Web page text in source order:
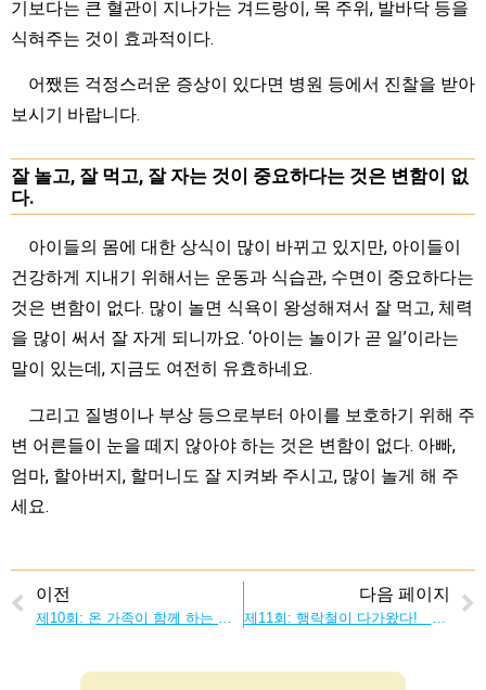
기보다는 큰 혈관이 지나가는 겨드랑이, 목 주위, 발바닥 등을
식혀주는 것이 효과적이다.
어쨌든 걱정스러운 증상이 있다면 병원 등에서 진찰을 받아
보시기 바랍니다.
잘 놀고, 잘 먹고, 잘 자는 것이 중요하다는 것은 변함이 없
다.
아이들의 몸에 대한 상식이 많이 바뀌고 있지만, 아이들이
건강하게 지내기 위해서는 운동과 식습관, 수면이 중요하다는
것은 변함이 없다. 많이 놀면 식욕이 왕성해져서 잘 먹고, 체력
을 많이 써서 잘 자게 되니까요. ‘아이는 놀이가 곧 일’이라는
말이 있는데, 지금도 여전히 유효하네요.
그리고 질병이나 부상 등으로부터 아이를 보호하기 위해 주
변 어른들이 눈을 떼지 않아야 하는 것은 변함이 없다. 아빠,
엄마, 할아버지, 할머니도 잘 지켜봐 주시고, 많이 놀게 해 주
세요.
이전
제10회: 온 가족이 함께 하는 육아! 할아버지・할머니는 아빠・엄마의 든든한 지원군!
다음 페이지
제11회: 행락철이 다가왔다! 가을 나들이는 아빠의 특제 도시락으로!